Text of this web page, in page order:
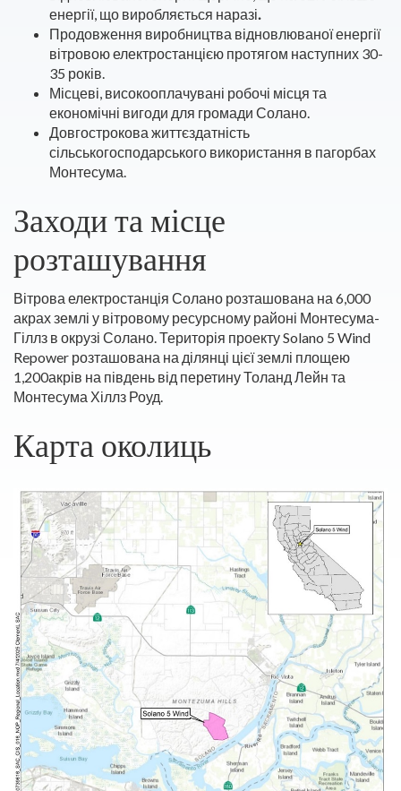
енергії, що виробляється наразі.
Продовження виробництва відновлюваної енергії
вітровою електростанцією протягом наступних 30-
35 років.
Місцеві, високооплачувані робочі місця та
економічні вигоди для громади Солано.
Довгострокова життєздатність
сільськогосподарського використання в пагорбах
Монтесума.
Заходи та місце
розташування
Вітрова електростанція Солано розташована на 6,000
акрах землі у вітровому ресурсному районі Монтесума-
Гіллз в окрузі Солано. Територія проекту Solano 5 Wind
Repower розташована на ділянці цієї землі площею
1,200акрів на південь від перетину Толанд Лейн та
Монтесума Хіллз Роуд.
Карта околиць